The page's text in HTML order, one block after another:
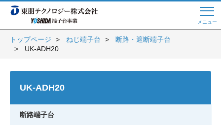
メニュー
Web商談 ご希望の方はこちら
電話・メールでお問い合わせ
トップページ ねじ端子台
断路・遮断端子台
UK-ADH20
UK-ADH20
断路端子台